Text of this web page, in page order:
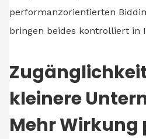
performanzorientierten
bringen beides kontrolliert in
kleinere
Mehr Wirkung